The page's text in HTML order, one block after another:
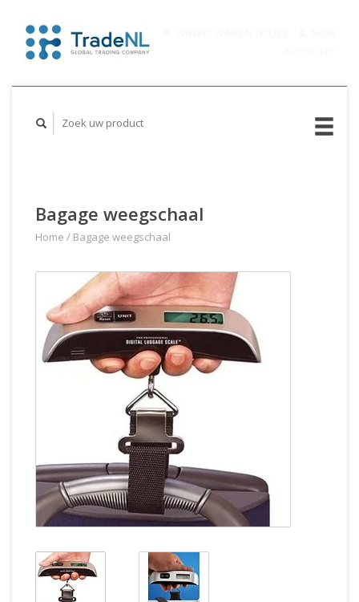
Bagage weegschaal
Home / Bagage weegschaal